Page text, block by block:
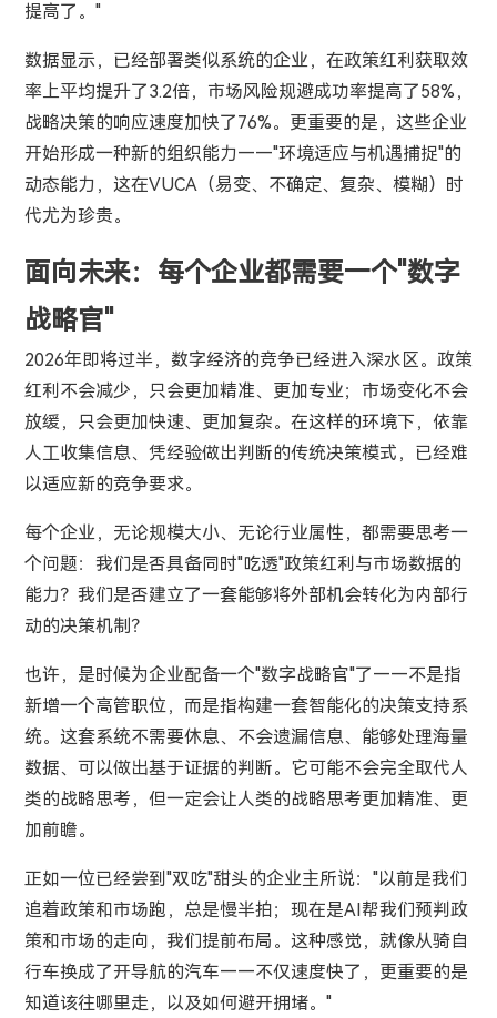
提高了。"
数据显示，已经部署类似系统的企业，在政策红利获取效
率上平均提升了3.2倍，市场风险规避成功率提高了58%，
战略决策的响应速度加快了76%。更重要的是，这些企业
开始形成一种新的组织能力——"环境适应与机遇捕捉"的
动态能力，这在VUCA（易变、不确定、复杂、模糊）时
代尤为珍贵。
面向未来：每个企业都需要一个"数字
战略官"
2026年即将过半，数字经济的竞争已经进入深水区。政策
红利不会减少，只会更加精准、更加专业；市场变化不会
放缓，只会更加快速、更加复杂。在这样的环境下，依靠
人工收集信息、凭经验做出判断的传统决策模式，已经难
以适应新的竞争要求。
每个企业，无论规模大小、无论行业属性，都需要思考一
个问题：我们是否具备同时"吃透"政策红利与市场数据的
能力？我们是否建立了一套能够将外部机会转化为内部行
动的决策机制？
也许，是时候为企业配备一个"数字战略官"了——不是指
新增一个高管职位，而是指构建一套智能化的决策支持系
统。这套系统不需要休息、不会遗漏信息、能够处理海量
数据、可以做出基于证据的判断。它可能不会完全取代人
类的战略思考，但一定会让人类的战略思考更加精准、更
加前瞻。
正如一位已经尝到"双吃"甜头的企业主所说："以前是我们
追着政策和市场跑，总是慢半拍；现在是AI帮我们预判政
策和市场的走向，我们提前布局。这种感觉，就像从骑自
行车换成了开导航的汽车——不仅速度快了，更重要的是
知道该往哪里走，以及如何避开拥堵。"